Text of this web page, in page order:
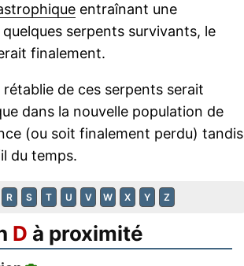
entraînant une
serpents survivants, le
finalement.
de ces serpents serait
dans la nouvelle population de
(ou soit finalement perdu) tandis
du temps.
R S T U V W X Y Z
D à proximité